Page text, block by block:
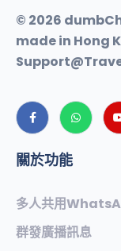
© 2026
made in Hong
關於功能
多人共用
群發廣播訊息